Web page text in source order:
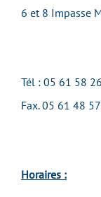
6 et 8 Impasse
Tél : 05 61 58
Fax. 05 61 48
Horaires :